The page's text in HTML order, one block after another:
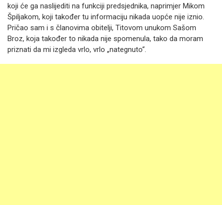
koji će ga naslijediti na funkciji predsjednika, naprimjer Mikom
Špiljakom, koji također tu informaciju nikada uopće nije iznio.
Pričao sam i s članovima obitelji, Titovom unukom Sašom
Broz, koja također to nikada nije spomenula, tako da moram
priznati da mi izgleda vrlo, vrlo „nategnuto“.